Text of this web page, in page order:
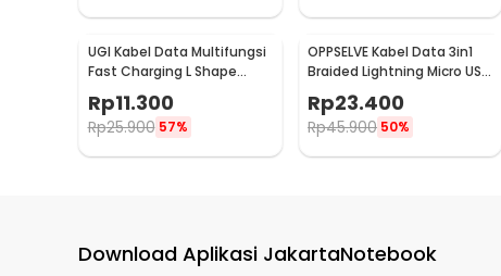
UGI Kabel Data Multifungsi
Fast Charging L Shape
Braided 2A 2M USB Type C -
W-009
Rp11.300
Rp25.900 57%
OPPSELVE Kabel Data 3in1
Braided Lightning Micro USB
Type C 5V 6A 1.2M - OP142
Rp23.400
Rp45.900 50%
Download Aplikasi JakartaNotebook